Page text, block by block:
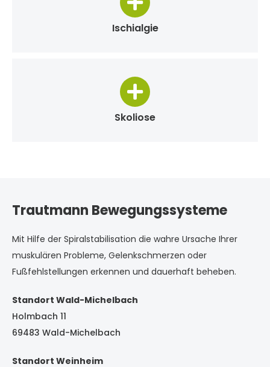
Ischialgie
Skoliose
Trautmann Bewegungssysteme
Mit Hilfe der Spiralstabilisation die wahre Ursache Ihrer
muskulären Probleme, Gelenkschmerzen oder
Fußfehlstellungen erkennen und dauerhaft beheben.
Standort Wald-Michelbach
Holmbach 11
69483 Wald-Michelbach
Standort Weinheim